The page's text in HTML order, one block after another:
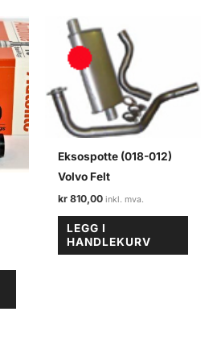
Eksospotte (018-012)
Volvo Felt
kr 810,00
LEGG I
HANDLEKURV